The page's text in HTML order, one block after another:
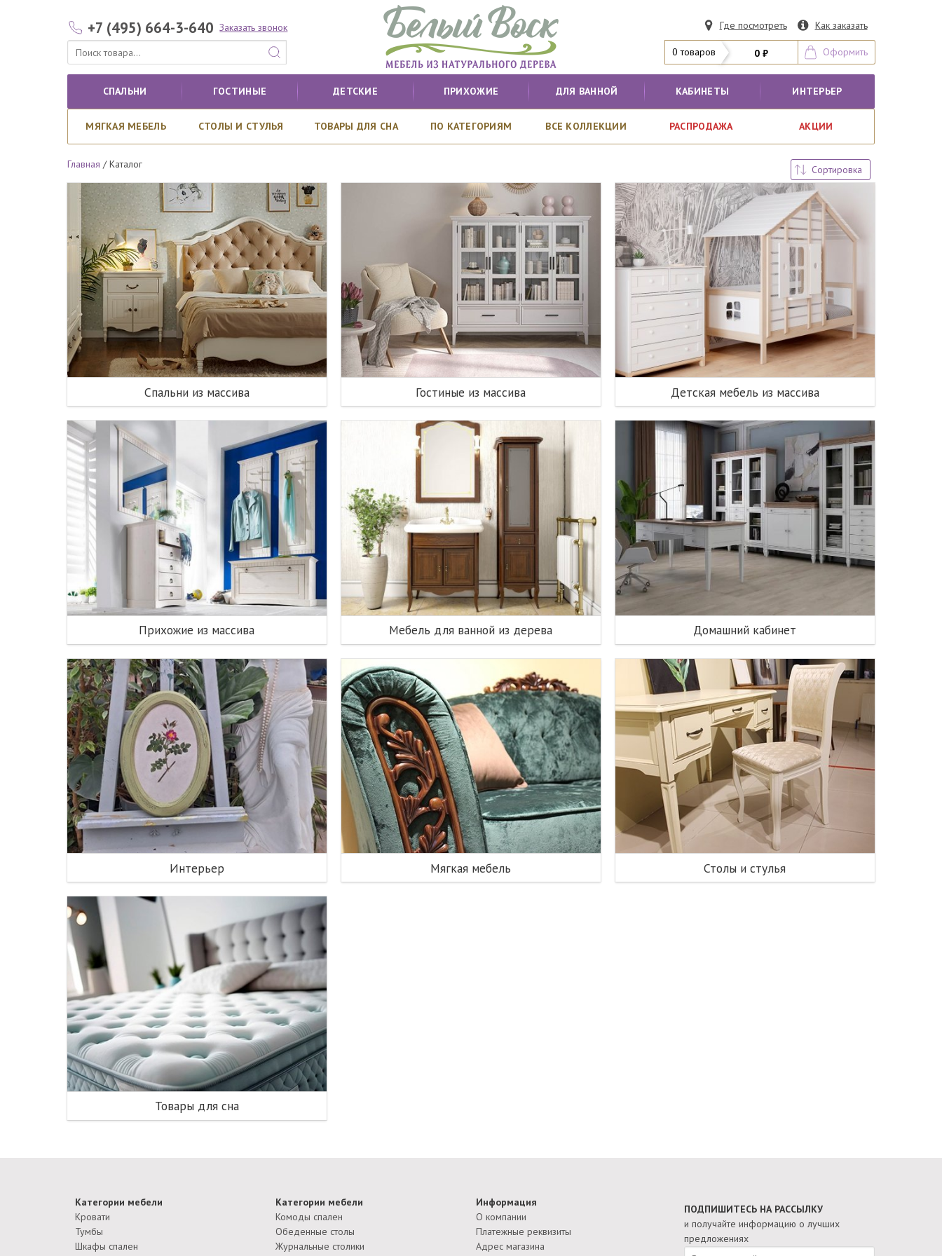
+7 (495) 664-3-640 Заказать звонок Где посмотреть Как заказать
0 товаров 0 ₽ Оформить
СПАЛЬНИ ГОСТИНЫЕ ДЕТСКИЕ ПРИХОЖИЕ ДЛЯ ВАННОЙ КАБИНЕТЫ ИНТЕРЬЕР
МЯГКАЯ МЕБЕЛЬ СТОЛЫ И СТУЛЬЯ ТОВАРЫ ДЛЯ СНА ПО КАТЕГОРИЯМ ВСЕ КОЛЛЕКЦИИ РАСПРОДАЖА АКЦИИ
Главная /Каталог Сортировка
Спальни из массива Гостиные из массива Детская мебель из массива
Прихожие из массива Мебель для ванной из дерева Домашний кабинет
Интерьер Мягкая мебель Столы и стулья
Товары для сна
Категории мебели
Кровати
Тумбы
Шкафы спален
Категории мебели
Комоды спален
Обеденные столы
Журнальные столики
Информация
О компании
Платежные реквизиты
Адрес магазина
ПОДПИШИТЕСЬ НА РАССЫЛКУ
и получайте информацию о лучших
предложениях